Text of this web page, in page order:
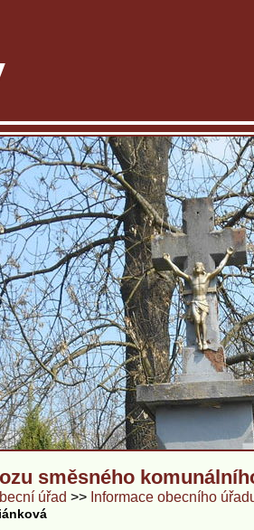
směsného
úřad Informace obecního